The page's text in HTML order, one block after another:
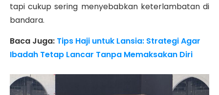
tapi cukup sering menyebabkan keterlambatan di
bandara.
Baca Juga: Tips Haji untuk Lansia: Strategi Agar
Ibadah Tetap Lancar Tanpa Memaksakan Diri